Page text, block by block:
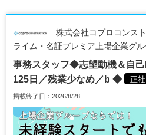
株式会社コプロコンス
ライム・名証プレミア上場企業グル
事務スタッフ◆志望動機＆自
125日／残業少なめ／b ◆
正社
掲載終了日：2026/8/28